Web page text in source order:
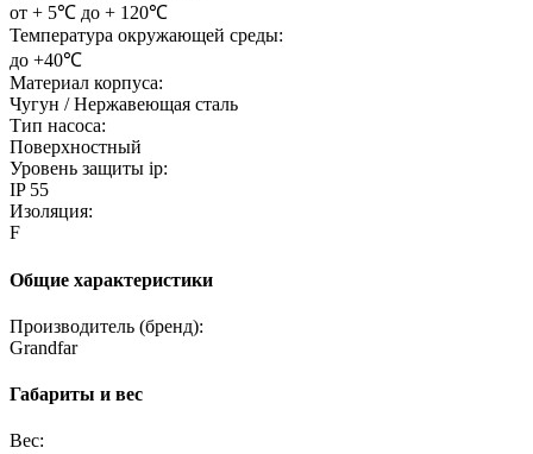
от + 5℃ до + 120℃
Температура окружающей среды:
до +40℃
Материал корпуса:
Чугун / Нержавеющая сталь
Тип насоса:
Поверхностный
Уровень защиты ip:
IP 55
Изоляция:
F
Общие характеристики
Производитель (бренд):
Grandfar
Габариты и вес
Вес: